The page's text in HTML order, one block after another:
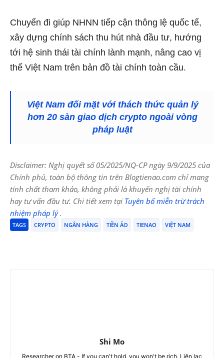
Chuyến đi giúp NHNN tiếp cận thông lệ quốc tế,
xây dựng chính sách thu hút nhà đầu tư, hướng
tới hệ sinh thái tài chính lành mạnh, nâng cao vị
thế Việt Nam trên bản đồ tài chính toàn cầu.
Việt Nam đối mặt với thách thức quản lý
hơn 20 sàn giao dịch crypto ngoài vòng
pháp luật
Disclaimer: Nghị quyết số 05/2025/NQ-CP ngày 9/9/2025 của
Chính phủ, toàn bộ thông tin trên Blogtienao.com chỉ mang
tính chất tham khảo, không phải là khuyến nghị tài chính
hay tư vấn đầu tư. Chi tiết xem tại Tuyên bố miễn trừ trách
nhiệm pháp lý.
TAGS CRYPTO NGÂN HÀNG TIỀN ẢO TIENAO VIỆT NAM
Shi Mo
Researcher on BTA - If you can't hold, you won't be rich. Liên lạc